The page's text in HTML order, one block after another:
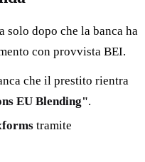
solo dopo che la banca ha
con provvista BEI.
che il prestito rientra
EU Blending".
tramite